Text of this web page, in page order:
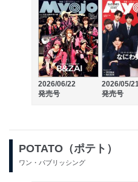
2026/06/22
発売号
2026/05/
発売号
POTATO（ポテト）
ワン・パブリッシング